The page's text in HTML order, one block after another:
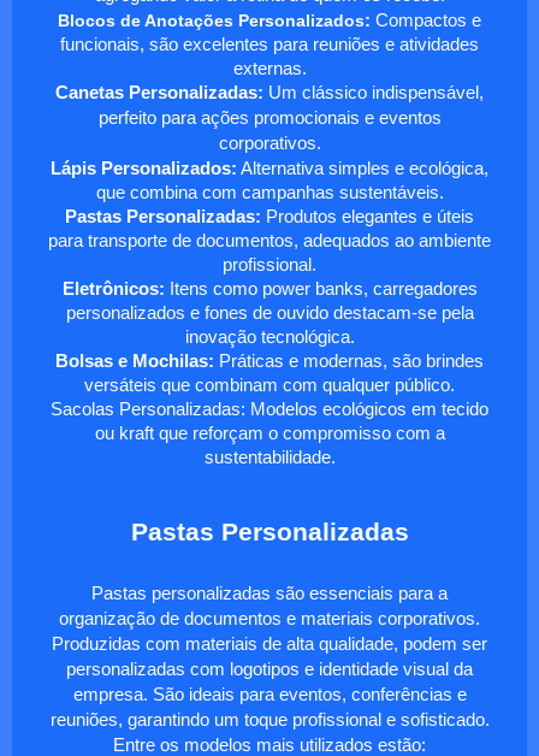
Blocos de Anotações Personalizados: Compactos e
funcionais, são excelentes para reuniões e atividades
externas.
Canetas Personalizadas: Um clássico indispensável,
perfeito para ações promocionais e eventos
corporativos.
Lápis Personalizados: Alternativa simples e ecológica,
que combina com campanhas sustentáveis.
Pastas Personalizadas: Produtos elegantes e úteis
para transporte de documentos, adequados ao ambiente
profissional.
Eletrônicos: Itens como power banks, carregadores
personalizados e fones de ouvido destacam-se pela
inovação tecnológica.
Bolsas e Mochilas: Práticas e modernas, são brindes
versáteis que combinam com qualquer público.
Sacolas Personalizadas: Modelos ecológicos em tecido
ou kraft que reforçam o compromisso com a
sustentabilidade.
Pastas Personalizadas
Pastas personalizadas são essenciais para a
organização de documentos e materiais corporativos.
Produzidas com materiais de alta qualidade, podem ser
personalizadas com logotipos e identidade visual da
empresa. São ideais para eventos, conferências e
reuniões, garantindo um toque profissional e sofisticado.
Entre os modelos mais utilizados estão: